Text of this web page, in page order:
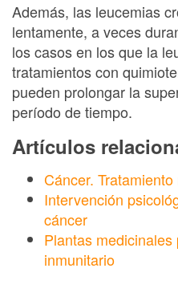
Además, las leucemias
lentamente, a veces
los casos en los que la
tratamientos con
pueden prolongar la
período de tiempo.
Artículos
Cáncer. Tratamiento
Intervención
cáncer
Plantas
inmunitario